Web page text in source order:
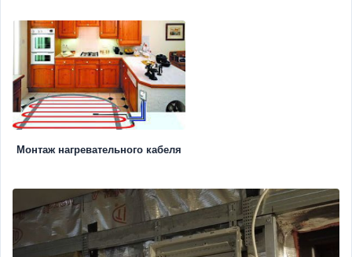
Монтаж нагревательного кабеля